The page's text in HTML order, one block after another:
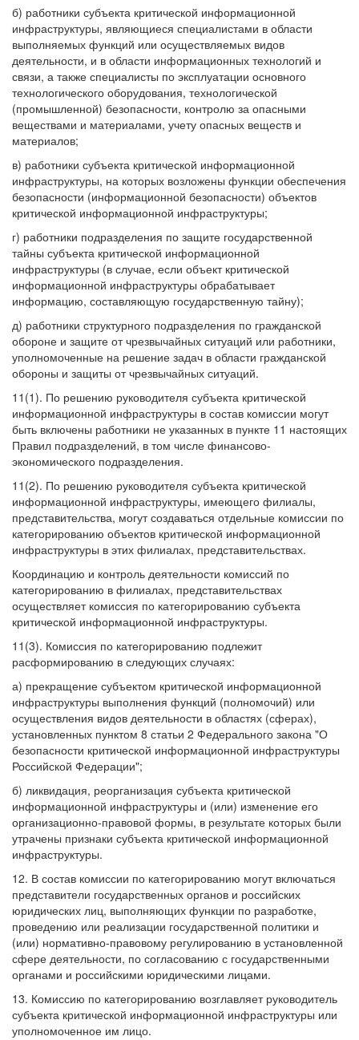
б) работники субъекта критической информационной
инфраструктуры, являющиеся специалистами в области
выполняемых функций или осуществляемых видов
деятельности, и в области информационных технологий и
связи, а также специалисты по эксплуатации основного
технологического оборудования, технологической
(промышленной) безопасности, контролю за опасными
веществами и материалами, учету опасных веществ и
материалов;
в) работники субъекта критической информационной
инфраструктуры, на которых возложены функции обеспечения
безопасности (информационной безопасности) объектов
критической информационной инфраструктуры;
г) работники подразделения по защите государственной
тайны субъекта критической информационной
инфраструктуры (в случае, если объект критической
информационной инфраструктуры обрабатывает
информацию, составляющую государственную тайну);
д) работники структурного подразделения по гражданской
обороне и защите от чрезвычайных ситуаций или работники,
уполномоченные на решение задач в области гражданской
обороны и защиты от чрезвычайных ситуаций.
11(1). По решению руководителя субъекта критической
информационной инфраструктуры в состав комиссии могут
быть включены работники не указанных в пункте 11 настоящих
Правил подразделений, в том числе финансово-
экономического подразделения.
11(2). По решению руководителя субъекта критической
информационной инфраструктуры, имеющего филиалы,
представительства, могут создаваться отдельные комиссии по
категорированию объектов критической информационной
инфраструктуры в этих филиалах, представительствах.
Координацию и контроль деятельности комиссий по
категорированию в филиалах, представительствах
осуществляет комиссия по категорированию субъекта
критической информационной инфраструктуры.
11(3). Комиссия по категорированию подлежит
расформированию в следующих случаях:
а) прекращение субъектом критической информационной
инфраструктуры выполнения функций (полномочий) или
осуществления видов деятельности в областях (сферах),
установленных пунктом 8 статьи 2 Федерального закона "О
безопасности критической информационной инфраструктуры
Российской Федерации";
б) ликвидация, реорганизация субъекта критической
информационной инфраструктуры и (или) изменение его
организационно-правовой формы, в результате которых были
утрачены признаки субъекта критической информационной
инфраструктуры.
12. В состав комиссии по категорированию могут включаться
представители государственных органов и российских
юридических лиц, выполняющих функции по разработке,
проведению или реализации государственной политики и
(или) нормативно-правовому регулированию в установленной
сфере деятельности, по согласованию с государственными
органами и российскими юридическими лицами.
13. Комиссию по категорированию возглавляет руководитель
субъекта критической информационной инфраструктуры или
уполномоченное им лицо.